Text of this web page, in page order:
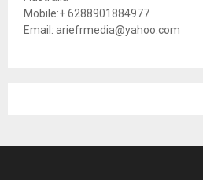
Mobile:+ 6288901884977
Email: ariefrmedia@yahoo.com